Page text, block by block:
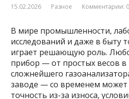
15.02.2026 Разное Комментарии: 0
В мире промышленности,
исследований и даже в быту
играет решающую роль.
прибор — от простых весов в
сложнейшего
заводе — со временем может
точность из-за износа,